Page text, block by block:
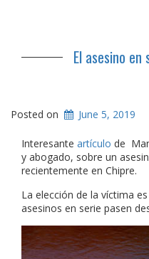
El asesino en
Posted on June 5, 2019
Interesante artículo de
y abogado, sobre un
recientemente en Chipre.
La elección de la víctima
asesinos en serie pasen